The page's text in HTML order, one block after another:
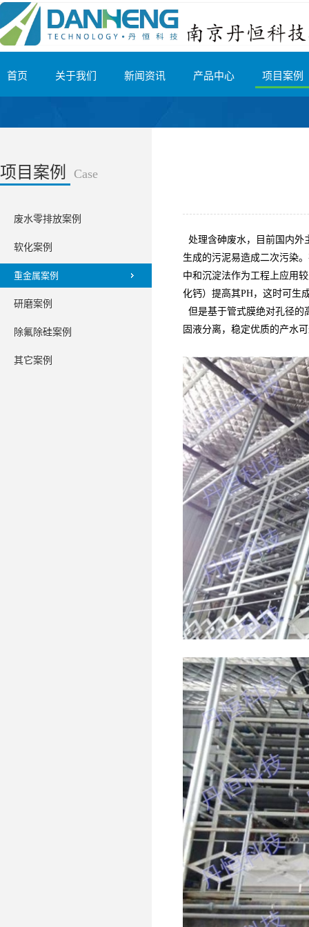
首页 关于我们 新闻资讯 产品中心 项目案例
项目案例 Case
废水零排放案例
软化案例
重金属案例
研磨案例
除氟除硅案例
其它案例
处理含砷废水，目前国内外
生成的污泥易造成二次污染
中和沉淀法作为工程上应用
化钙）提高其PH，这时可生
但是基于管式膜绝对孔径的
固液分离，稳定优质的产水